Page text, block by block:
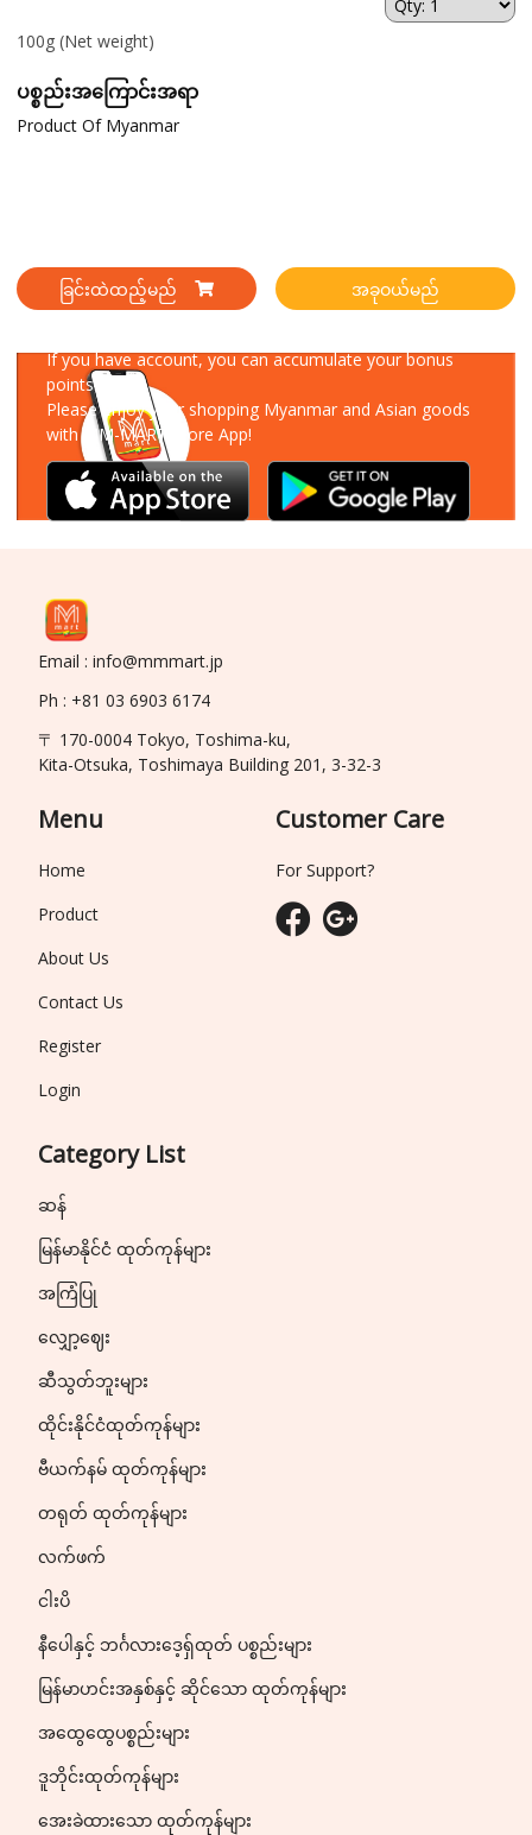
100g (Net weight)
ပစ္စည်းအကြောင်းအရာ
Product Of Myanmar
ခြင်းထဲထည့်မည် အခုဝယ်မည်
If you have account, you can accumulate your bonus
points!
Please enjoy your shopping Myanmar and Asian goods
with MM-MART Store App!
Email : info@mmmart.jp
Ph : +81 03 6903 6174
〒 170-0004 Tokyo, Toshima-ku,
Kita-Otsuka, Toshimaya Building 201, 3-32-3
Menu
Home
Product
About Us
Contact Us
Register
Login
Category List
ဆန်
မြန်မာနိုင်ငံ ထုတ်ကုန်များ
အကြံပြု
လျှော့ဈေး
ဆီသွတ်ဘူးများ
ထိုင်းနိုင်ငံထုတ်ကုန်များ
ဗီယက်နမ် ထုတ်ကုန်များ
တရုတ် ထုတ်ကုန်များ
လက်ဖက်
ငါးပိ
နီပေါနှင့် ဘင်္ဂလားဒေ့ရှ်ထုတ် ပစ္စည်းများ
မြန်မာဟင်းအနှစ်နှင့် ဆိုင်သော ထုတ်ကုန်များ
အထွေထွေပစ္စည်းများ
ဒူဘိုင်းထုတ်ကုန်များ
အေးခဲထားသော ထုတ်ကုန်များ
Customer Care
For Support?